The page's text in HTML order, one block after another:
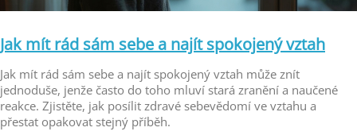
Jak mít rád sám sebe a najít spokojený vztah
Jak mít rád sám sebe a najít spokojený vztah může znít
jednoduše, jenže často do toho mluví stará zranění a naučené
reakce. Zjistěte, jak posílit zdravé sebevědomí ve vztahu a
přestat opakovat stejný příběh.